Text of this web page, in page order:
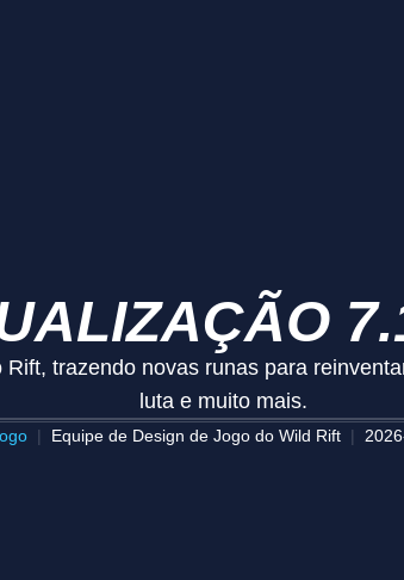
trazendo novas runas para
luta e muito mais.
Equipe de Design de Jogo do Wild Rift